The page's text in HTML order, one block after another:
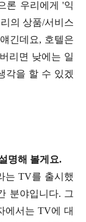
론 우리에게 '익
의 상품/서비스
긴데요, 호텔은
리면 낮에는 일
각을 할 수 있겠
명해 볼게요.
는 TV를 출시했
분야입니다. 그
에서는 TV에 대